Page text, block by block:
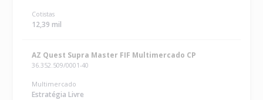
Cotistas
12,39 mil
AZ Quest Supra Master FIF Multimercado CP
36.352.509/0001-40
Multimercado
Estratégia Livre